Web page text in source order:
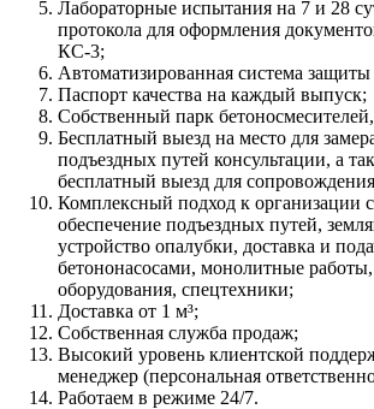
Лабораторные испытания на 7 и 28
протокола для оформления
КС-3;
Автоматизированная система защиты
Паспорт качества на каждый выпуск;
Собственный парк
Бесплатный выезд на место для
подъездных путей консультации, а
бесплатный выезд для
Комплексный подход к организации
обеспечение подъездных путей,
устройство опалубки, доставка и
бетононасосами, монолитные работы,
оборудования, спецтехники;
Доставка от 1 м³;
Собственная служба продаж;
Высокий уровень клиентской
менеджер (персональная
Работаем в режиме 24/7.